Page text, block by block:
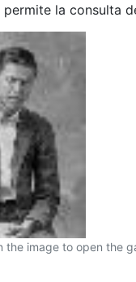
la consulta
the image to open the